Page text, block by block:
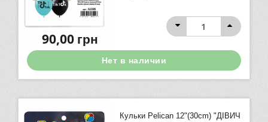
90,00грн
Нет в наличии
Кульки Pelican 12"(30сm) "ДІВИЧ